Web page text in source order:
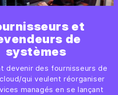
et
de
systèmes
devenir des fournisseurs de
qui veulent réorganiser
managés en se lançant